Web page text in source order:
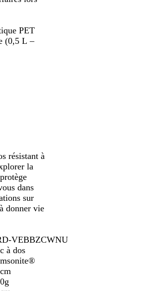
PET
(0,5 L –
résistant à
la
dans
sur
donner vie
VEBBZCWNU
à dos